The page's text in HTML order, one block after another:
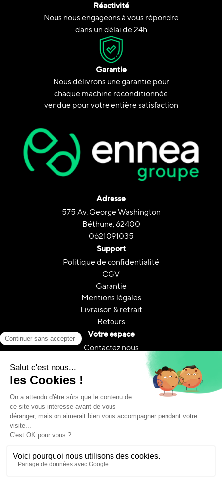
Réactivité
Nous nous engageons à vous répondre
dans un délai de 24h
Garantie
Nous délivrons une garantie pour
chaque machine reconditionnée
vendue pour votre entière satisfaction
Adresse
575 Av. George Washington
Béthune, 62400
0621091035
Support
Politique de confidentialité
CGV
Garantie
Mentions légales
Livraison & retrait
Retours
Votre espace
Contactez nous
A propos
Le reconditionnement
Reconditionnement & CO₂